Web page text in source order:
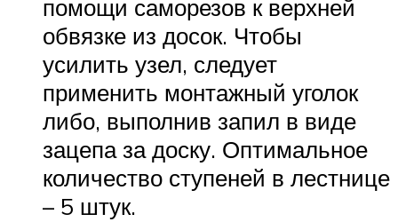
помощи саморезов к верхней
обвязке из досок. Чтобы
усилить узел, следует
применить монтажный уголок
либо, выполнив запил в виде
зацепа за доску. Оптимальное
количество ступеней в лестнице
– 5 штук.